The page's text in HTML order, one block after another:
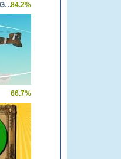
Super Mario Flash Game84.2%
66.7%